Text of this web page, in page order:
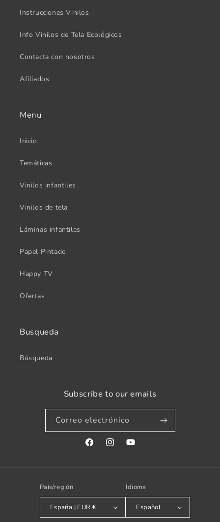
Instrucciones Vinilos
Info Vinilos de Tela Ecológicos
Contacta con nosotros
Afiliados
Menu
Inicio
Temáticas
Vinilos infantiles
Vinilos de tela
Láminas infantiles
Papel Pintado
Happy TV
Ofertas
Busqueda
Búsqueda
Subscribe to our emails
Correo electrónico
FacebookInstagramYouTube
País/región
España | EUR €
Idioma
Español